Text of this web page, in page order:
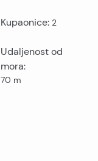
Kupaonice: 2
Udaljenost od
mora:
70 m